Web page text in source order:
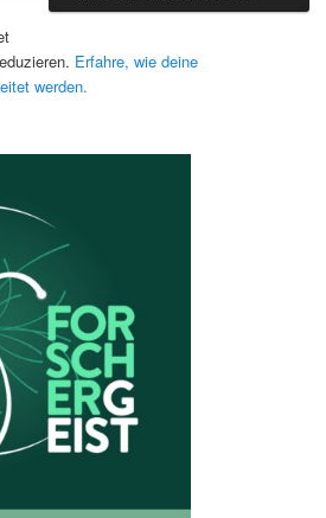
Erfahre, wie deine
werden.